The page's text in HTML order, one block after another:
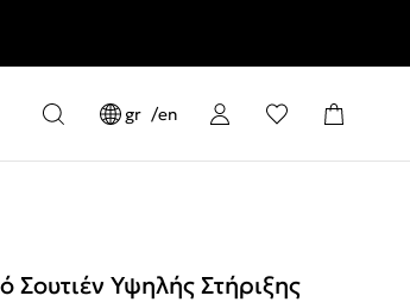
gr en
Σουτιέν Υψηλής Στήριξης